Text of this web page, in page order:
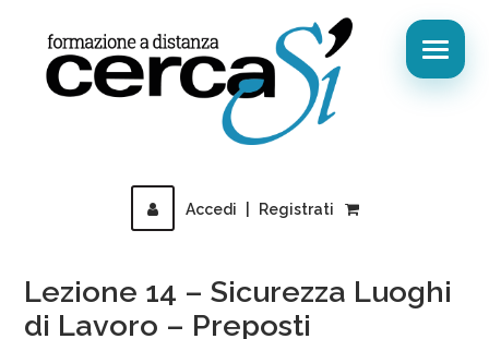
Accedi Registrati
Lezione 14 – Sicurezza Luoghi
di Lavoro – Preposti